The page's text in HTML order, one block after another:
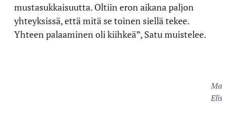
mustasukkaisuutta. Oltiin eron aikana paljon
yhteyksissä, että mitä se toinen siellä tekee.
Yhteen palaaminen oli kiihkeä”, Satu muistelee.